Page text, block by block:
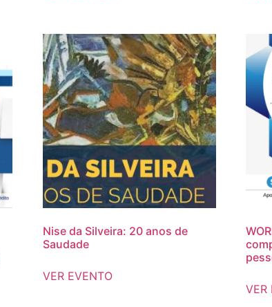
Nise da Silveira: 20 anos de
Saudade
VER EVENTO
VER